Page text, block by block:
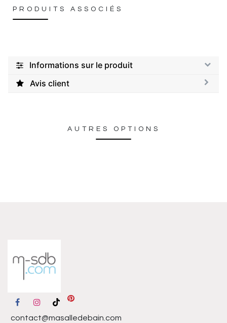
PRODUITS ASSOCIÉS
Informations sur le produit
Avis client
AUTRES OPTIONS
contact@masalledebain.com